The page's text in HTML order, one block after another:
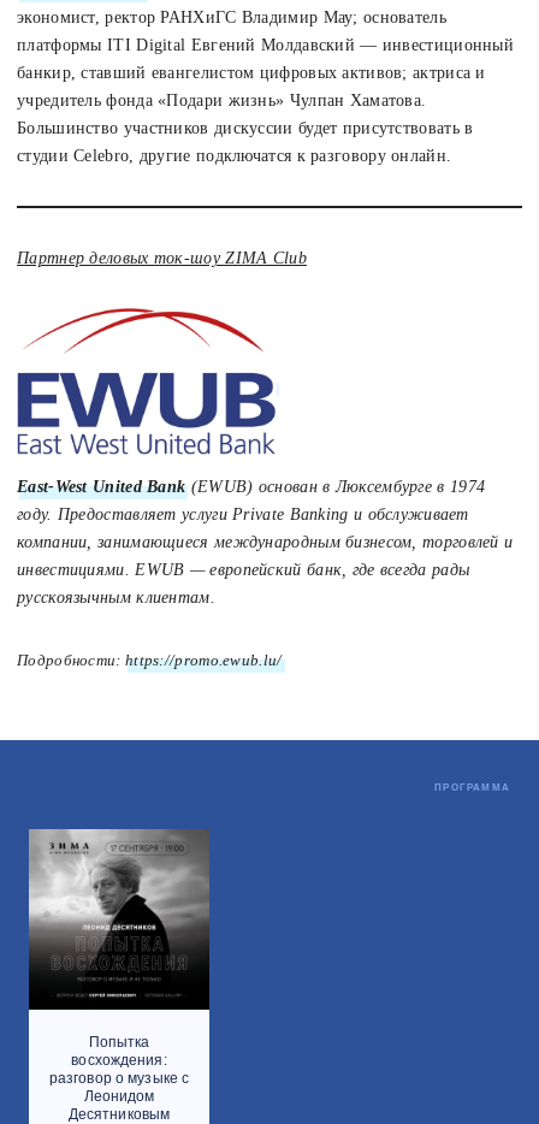
экономист, ректор РАНХиГС Владимир Мау; основатель
платформы ITI Digital Евгений Молдавский — инвестиционный
банкир, ставший евангелистом цифровых активов; актриса и
учредитель фонда «Подари жизнь» Чулпан Хаматова.
Большинство участников дискуссии будет присутствовать в
студии Celebro, другие подключатся к разговору онлайн.
Партнер деловых ток-шоу ZIMA Club
East-West United Bank(EWUB) основан в Люксембурге в 1974
году. Предоставляет услуги Private Banking и обслуживает
компании, занимающиеся международным бизнесом, торговлей и
инвестициями. EWUB — европейский банк, где всегда рады
русскоязычным клиентам.
Подробности: https://promo.ewub.lu/
ПРОГРАММА
Попытка
восхождения:
разговор о музыке с
Леонидом
Десятниковым